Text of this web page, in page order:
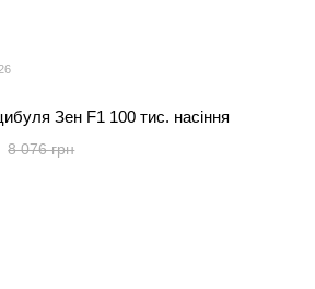
Зен F1 100 тис. насіння
8 076 грн